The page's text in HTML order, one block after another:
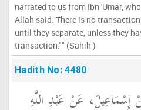
narrated to us from Ibn 'Umar,
Allah said: There is no
until they separate, unless they
transaction."" (Sahih )
Hadith No: 4480
عَنْ عَبْدِ اللَّهِ